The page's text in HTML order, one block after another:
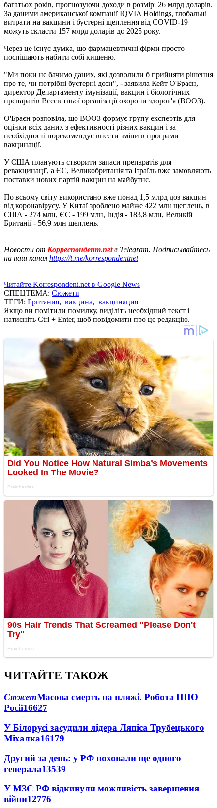
багатьох років, прогнозуючи доходи в розмірі 26 млрд доларів.
За даними американської компанії IQVIA Holdings, глобальні
витрати на вакцини і бустерні щеплення від COVID-19
можуть скласти 157 млрд доларів до 2025 року.
Через це існує думка, що фармацевтичні фірми просто
поспішають набити собі кишеню.
"Ми поки не бачимо даних, які дозволили б прийняти рішення
про те, чи потрібні бустерні дози", - заявила Кейт О'Браєн,
директор Департаменту імунізації, вакцин і біологічних
препаратів Всесвітньої організації охорони здоров'я (ВООЗ).
О'Браєн розповіла, що ВООЗ формує групу експертів для
оцінки всіх даних з ефективності різних вакцин і за
необхідності порекомендує внести зміни в програми
вакцинації.
У США планують створити запаси препаратів для
ревакцинації, а ЄС, Великобританія та Ізраїль вже замовляють
поставки нових партій вакцин на майбутнє.
По всьому світу використано вже понад 1,5 млрд доз вакцин
від коронавірусу. У Китаї зроблено майже 422 млн щеплень, в
США - 274 млн, ЄС - 199 млн, Індія - 183,8 млн, Великій
Британії - 56,9 млн щеплень.
Новости от Корреспондент.netв Telegram. Подписывайтесь
на наш канал https://t.me/korrespondentnet
Читайте Korrespondent.net в Google News
СПЕЦТЕМА: Сюжети
ТЕГИ: Британия, вакцина, вакцинация
Якщо ви помітили помилку, виділіть необхідний текст і
натисніть Ctrl + Enter, щоб повідомити про це редакцію.
ЧИТАЙТЕ ТАКОЖ
СюжетМасова смерть на пляжі. Робота ППО
Росії16627
У Білорусі засудили лідера Ляпіса Трубецького
Міхалка16179
Другий за день: у РФ поховали ще одного
генерала13539
У МЗС РФ відкинули можливість завершення
війни12776